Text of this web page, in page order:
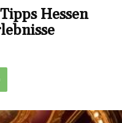
Hessen